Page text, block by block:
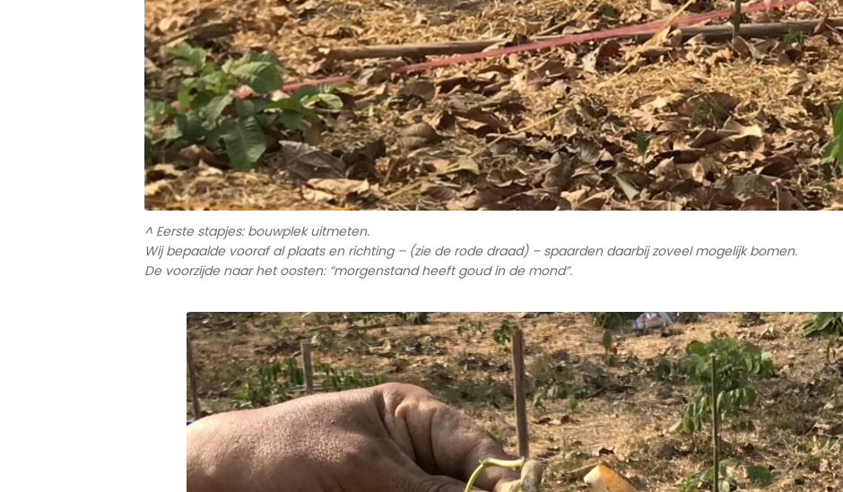
^ Eerste stapjes: bouwplek uitmeten.
Wij bepaalde vooraf al plaats en richting – (zie de rode draad)– spaarden daarbij zoveel mogelijk bomen.
De voorzijde naar het oosten: “morgenstand heeft goud in de mond”.